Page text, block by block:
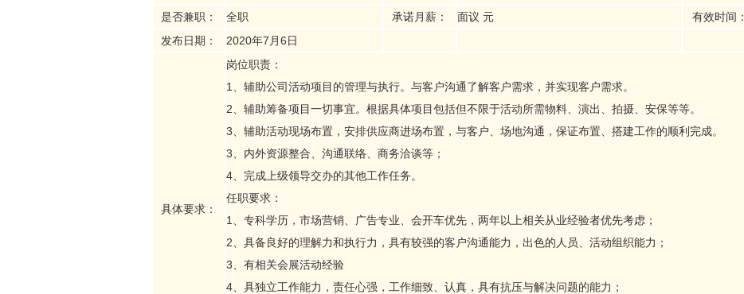
是否兼职：
全职 承诺月薪： 面议 元 有效时间：
发布日期：
2020年7月6日
具体要求：
岗位职责：
1、辅助公司活动项目的管理与执行。与客户沟通了解客户需求，并实现客户需求。
2、辅助筹备项目一切事宜。根据具体项目包括但不限于活动所需物料、演出、拍摄、安保等等。
3、辅助活动现场布置，安排供应商进场布置，与客户、场地沟通，保证布置、搭建工作的顺利完成。
3、内外资源整合、沟通联络、商务洽谈等；
4、完成上级领导交办的其他工作任务。
任职要求：
1、专科学历，市场营销、广告专业、会开车优先，两年以上相关从业经验者优先考虑；
2、具备良好的理解力和执行力，具有较强的客户沟通能力，出色的人员、活动组织能力；
3、有相关会展活动经验
4、具独立工作能力，责任心强，工作细致、认真，具有抗压与解决问题的能力；